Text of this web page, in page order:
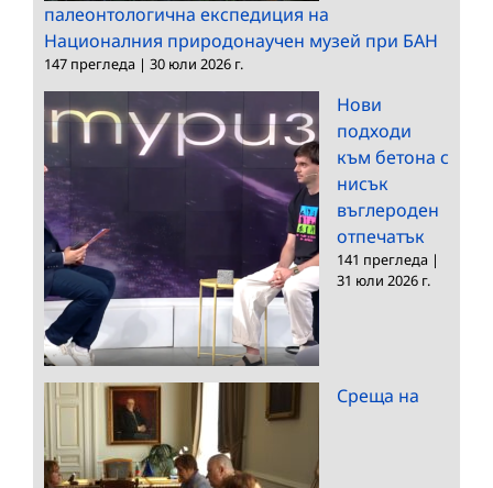
палеонтологична експедиция на
Националния природонаучен музей при БАН
147 прегледа | 30 юли 2026 г.
Нови
подходи
към бетона с
нисък
въглероден
отпечатък
141 прегледа |
31 юли 2026 г.
Среща на